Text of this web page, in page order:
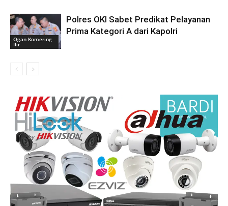
Ogan Komering
Ilir
Polres OKI Sabet Predikat Pelayanan
Prima Kategori A dari Kapolri